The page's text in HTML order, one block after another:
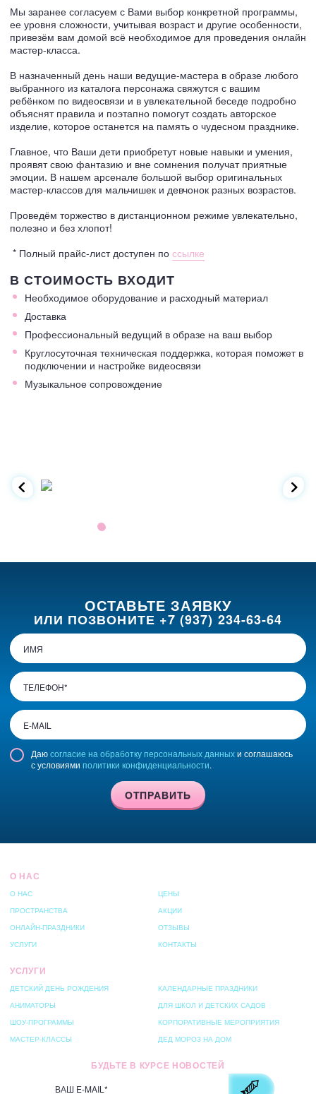
Мы заранее согласуем с Вами выбор конкретной программы,
ее уровня сложности, учитывая возраст и другие особенности,
привезём вам домой всё необходимое для проведения онлайн
мастер-класса.
В назначенный день наши ведущие-мастера в образе любого
выбранного из каталога персонажа свяжутся с вашим
ребёнком по видеосвязи и в увлекательной беседе подробно
объяснят правила и поэтапно помогут создать авторское
изделие, которое останется на память о чудесном празднике.
Главное, что Ваши дети приобретут новые навыки и умения,
проявят свою фантазию и вне сомнения получат приятные
эмоции. В нашем арсенале большой выбор оригинальных
мастер-классов для мальчишек и девчонок разных возрастов.
Проведём торжество в дистанционном режиме увлекательно,
полезно и без хлопот!
* Полный прайс-лист доступен по ссылке
В СТОИМОСТЬ ВХОДИТ
Необходимое оборудование и расходный материал
Доставка
Профессиональный ведущий в образе на ваш выбор
Круглосуточная техническая поддержка, которая поможет в
подключении и настройке видеосвязи
Музыкальное сопровождение
ОСТАВЬТЕ ЗАЯВКУ
ИЛИ ПОЗВОНИТЕ +7 (937) 234-63-64
Даюсогласие на обработку персональных данныхи соглашаюсь
с условиями политики конфиденциальности.
ОТПРАВИТЬ
О НАС
О НАС
ПРОСТРАНСТВА
ОНЛАЙН-ПРАЗДНИКИ
УСЛУГИ
ЦЕНЫ
АКЦИИ
ОТЗЫВЫ
КОНТАКТЫ
УСЛУГИ
ДЕТСКИЙ ДЕНЬ РОЖДЕНИЯ
АНИМАТОРЫ
ШОУ-ПРОГРАММЫ
МАСТЕР-КЛАССЫ
КАЛЕНДАРНЫЕ ПРАЗДНИКИ
ДЛЯ ШКОЛ И ДЕТСКИХ САДОВ
КОРПОРАТИВНЫЕ МЕРОПРИЯТИЯ
ДЕД МОРОЗ НА ДОМ
БУДЬТЕ В КУРСЕ НОВОСТЕЙ